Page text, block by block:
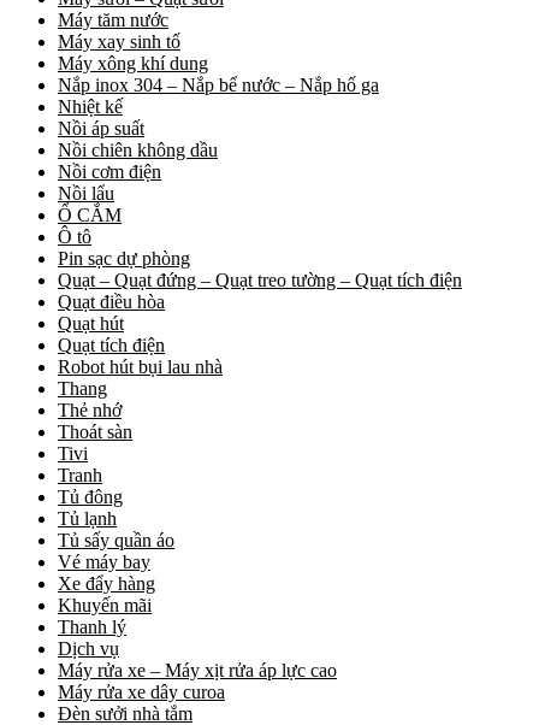
Máy tăm nước
Máy xay sinh tố
Máy xông khí dung
Nắp inox 304 – Nắp bể nước – Nắp hố ga
Nhiệt kế
Nồi áp suất
Nồi chiên không dầu
Nồi cơm điện
Nồi lẩu
Ổ CẮM
Ô tô
Pin sạc dự phòng
Quạt – Quạt đứng – Quạt treo tường – Quạt tích điện
Quạt điều hòa
Quạt hút
Quạt tích điện
Robot hút bụi lau nhà
Thang
Thẻ nhớ
Thoát sàn
Tivi
Tranh
Tủ đông
Tủ lạnh
Tủ sấy quần áo
Vé máy bay
Xe đẩy hàng
Khuyến mãi
Thanh lý
Dịch vụ
Máy rửa xe – Máy xịt rửa áp lực cao
Máy rửa xe dây curoa
Đèn sưởi nhà tắm